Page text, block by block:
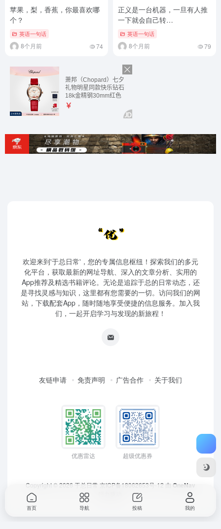
苹果，梨，香蕉，你最喜欢哪
个？
英语一句话
8个月前 74
正义是一台机器，一旦有人推
一下就会自己转…
英语一句话
8个月前 79
欢迎来到'于总日常'，您的专属信息枢纽！探索我们的多元
化平台，获取最新的网址导航、深入的文章分析、实用的
App推荐及精选书籍评论。无论是追踪于总的日常动态，还
是寻找灵感与知识，这里都有您需要的一切。访问我们的网
站，下载配套App，随时随地享受便捷的信息服务。加入我
们，一起开启学习与发现的新旅程！
友链申请 免责声明 广告合作 关于我们
优惠雷达 超级优惠券
Copyright © 2026 于总日常 京ICP备18062653号-12 由 OneNav
首页 导航 投稿 我的